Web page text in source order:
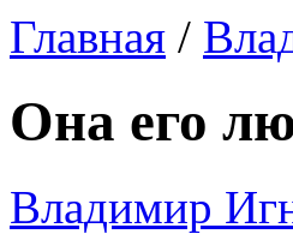
Главная /
Она его
Владимир